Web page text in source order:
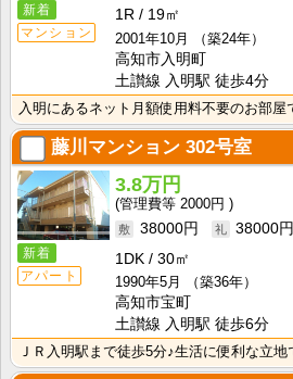
新着
マンション
1R
19㎡
2001年10月
（築24年）
高知市入明町
土讃線 入明駅 徒歩4分
藤川マンション 302号室
新着
アパート
3.8万円
2000円
38000円
38000円
1DK
30㎡
1990年5月
（築36年）
高知市宝町
土讃線 入明駅 徒歩6分